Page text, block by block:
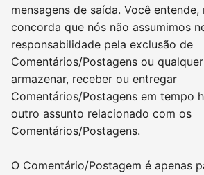
mensagens de saída. Você entende,
concorda que nós não assumimos
responsabilidade pela exclusão de
Comentários/Postagens ou
armazenar, receber ou entregar
Comentários/Postagens em tempo
outro assunto relacionado com os
Comentários/Postagens.
O Comentário/Postagem é apenas